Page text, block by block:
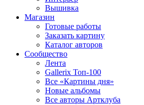
Вышивка
Магазин
Готовые работы
Заказать картину
Каталог авторов
Сообщество
Лента
Gallerix Топ-100
Все «Картины дня»
Новые альбомы
Все авторы Артклуба